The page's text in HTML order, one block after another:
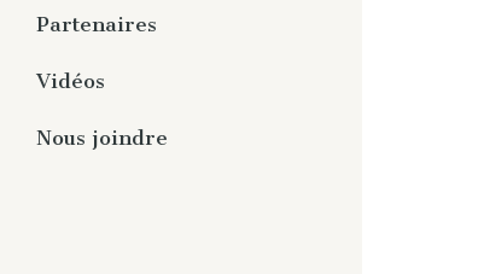
Partenaires
Répertoire des partenaires
Vidéos
Architectes en série
Nous joindre